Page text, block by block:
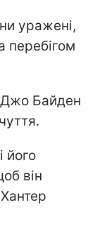
уражені,
перебігом
Джо Байден
його
він